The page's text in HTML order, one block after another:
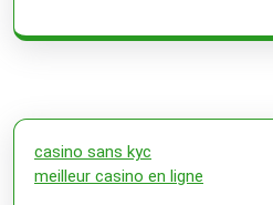
casino sans kyc
meilleur casino en ligne